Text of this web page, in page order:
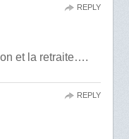
et la retraite….
REPLY
REPLY